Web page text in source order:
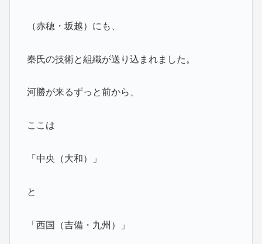
（赤穂・坂越）にも、
秦氏の技術と組織が送り込まれました。
河勝が来るずっと前から、
ここは
「中央（大和）」
と
「西国（吉備・九州）」